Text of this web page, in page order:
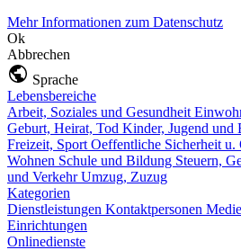
Mehr Informationen zum Datenschutz
Ok
Abbrechen
Sprache
Lebensbereiche
Arbeit, Soziales und Gesundheit
Geburt, Heirat, Tod Kinder, Jugend und
Freizeit, Sport Oeffentliche Sicherheit u.
Wohnen Schule und Bildung Steuern,
und VerkehrUmzug, Zuzug
Kategorien
Dienstleistungen Kontaktpersonen
Einrichtungen
Onlinedienste